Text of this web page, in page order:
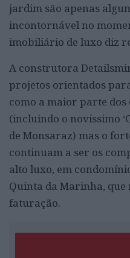
jardim são apenas
incontornável no
imobiliário de luxo diz
A construtora
projetos orientados
como a maior parte dos
(incluindo o novíssimo
de Monsaraz) mas o
continuam a ser os
alto luxo, em
Quinta da Marinha, que
faturação.